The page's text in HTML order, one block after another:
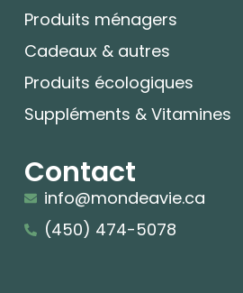
Produits ménagers
Cadeaux & autres
Produits écologiques
Suppléments & Vitamines
Contact
info@mondeavie.ca
(450) 474-5078